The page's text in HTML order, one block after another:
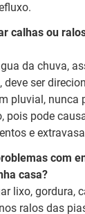
calhas ou
da chuva,
deve ser
pluvial, nunca
pois pode
e
com
casa?
lixo, gordura,
ralos das